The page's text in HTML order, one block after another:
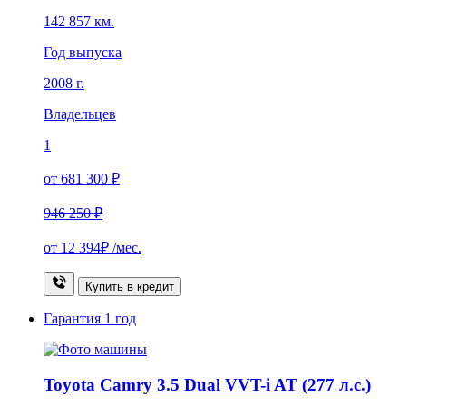
142 857 км.
Год выпуска
2008 г.
Владельцев
1
от 681 300 ₽
946 250 ₽
от 12 394₽ /мес.
Купить в кредит
Гарантия 1 год
Toyota Camry 3.5 Dual VVT-i AT (277 л.с.)